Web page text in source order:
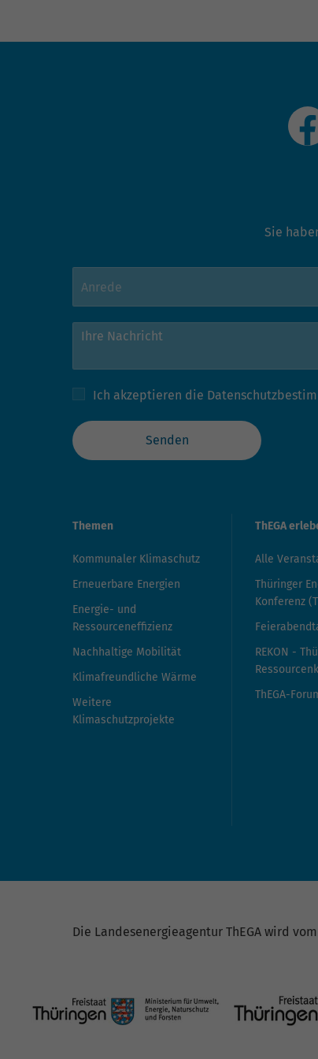
Sie
Ich akzeptieren die
Senden
Themen
Kommunaler Klimaschutz
Erneuerbare Energien
Energie- und
Ressourceneffizienz
Nachhaltige Mobilität
Klimafreundliche Wärme
Weitere
Klimaschutzprojekte
ThEGA
Alle
Thüringer
Konferenz
REKON -
ThEGA-
Die Landesenergieagentur ThEGA wird